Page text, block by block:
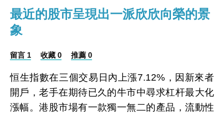
最近的股市呈現出一派欣欣向榮的景
象
留言 1 收藏 0 推薦 0
恒生指數在三個交易日內上漲7.12%，因新來者
開戶，老手在期待已久的牛市中尋求杠杆最大化
漲幅。港股市場有一款獨一無二的產品，流動性